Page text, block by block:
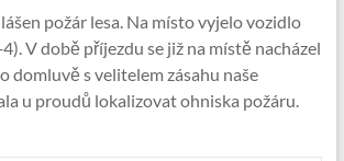
požár lesa. Na místo vyjelo vozidlo
V době příjezdu se již na místě nacházel
domluvě s velitelem zásahu naše
u proudů lokalizovat ohniska požáru.